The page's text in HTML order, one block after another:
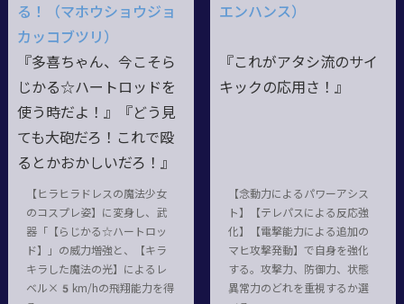
る！（マホウショウジョ
カッコブツリ）
『多喜ちゃん、今こそら
じかる☆ハートロッドを
使う時だよ！』『どう見
ても大砲だろ！これで殴
るとかおかしいだろ！』
【ヒラヒラドレスの魔法少女
のコスプレ姿】に変身し、武
器「【らじかる☆ハートロッ
ド】」の威力増強と、【キラ
キラした魔法の光】によるレ
ベル×5km/hの飛翔能力を得
エンハンス）
『これがアタシ流のサイ
キックの応用さ！』
【念動力によるパワーアシス
ト】【テレパスによる反応強
化】【電撃能力による追加の
マヒ攻撃発動】で自身を強化
する。攻撃力、防御力、状態
異常力のどれを重視するか選